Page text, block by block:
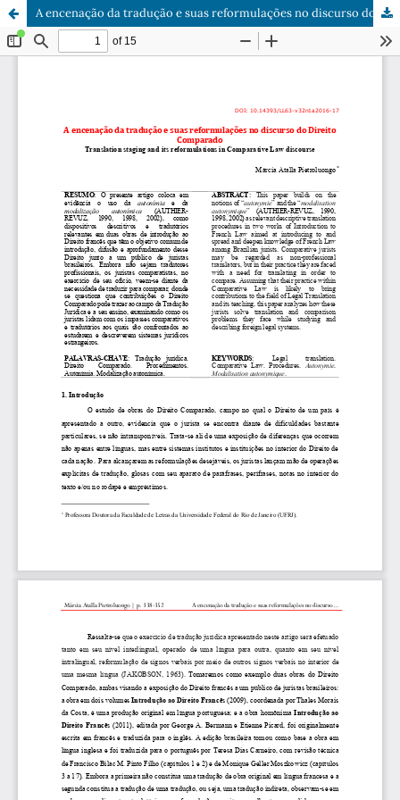
A encenação da tradução e suas reformulações no discurso do Direito Comparado